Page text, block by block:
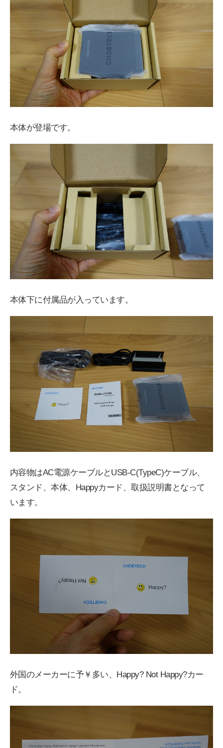
本体が登場です。
本体下に付属品が入っています。
内容物はAC電源ケーブルとUSB-C(TypeC)ケーブル、
スタンド、本体、Happyカード、取扱説明書となって
います。
外国のメーカーに予￥多い、Happy? Not Happy?カー
ド。